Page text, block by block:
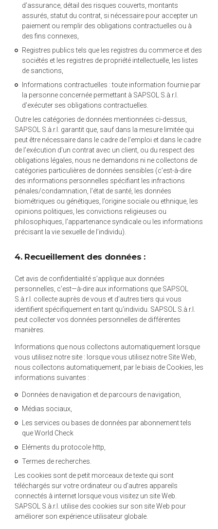
d’assurance, détail des risques couverts, montants
assurés, statut du contrat, si nécessaire pour accepter un
paiement ou remplir des obligations contractuelles ou à
des fins connexes,
Registres publics tels que les registres du commerce et des
sociétés et les registres de propriété intellectuelle, les listes
de sanctions,
Informations contractuelles : toute information fournie par
la personne concernée permettant à SAPSOL S.à.r.l.
d’exécuter ses obligations contractuelles.
Outre les catégories de données mentionnées ci-dessus,
SAPSOL S.à.r.l. garantit que, sauf dans la mesure limitée qui
peut être nécessaire dans le cadre de l’emploi et dans le cadre
de l’exécution d’un contrat avec un client, ou du respect des
obligations légales, nous ne demandons ni ne collectons de
catégories particulières de données sensibles (c’est-à-dire
des informations personnelles spécifiant les infractions
pénales/condamnation, l’état de santé, les données
biométriques ou génétiques, l’origine sociale ou ethnique, les
opinions politiques, les convictions religieuses ou
philosophiques, l’appartenance syndicale ou les informations
précisant la vie sexuelle de l’individu).
4. Recueillement des données :
Cet avis de confidentialité s’applique aux données
personnelles, c’est—à-dire aux informations que SAPSOL
S.à.r.l. collecte auprès de vous et d’autres tiers qui vous
identifient spécifiquement en tant qu’individu. SAPSOL S.à.r.l.
peut collecter vos données personnelles de différentes
manières.
Informations que nous collectons automatiquement lorsque
vous utilisez notre site : lorsque vous utilisez notre Site Web,
nous collectons automatiquement, par le biais de Cookies, les
informations suivantes :
Données de navigation et de parcours de navigation,
Médias sociaux,
Les services ou bases de données par abonnement tels
que World Check
Eléments du protocole http,
Termes de recherches.
Les cookies sont de petit morceaux de texte qui sont
téléchargés sur votre ordinateur ou d’autres appareils
connectés à internet lorsque vous visitez un site Web.
SAPSOL S.à.r.l. utilise des cookies sur son site Web pour
améliorer son expérience utilisateur globale.